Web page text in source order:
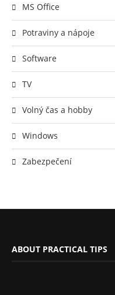
MS Office
Potraviny a nápoje
Software
TV
Volný čas a hobby
Windows
Zabezpečení
ABOUT PRACTICAL TIPS